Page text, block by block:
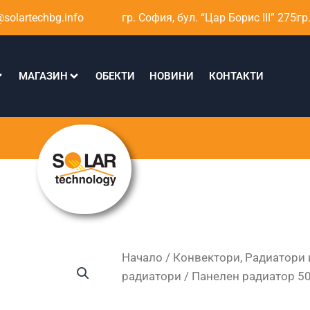
гр. София, бул. “Цар Борис III” 275
МАГАЗИН ОБЕКТИ НОВИНИ КОНТАКТИ
Начало / Конвектори, Радиатори
радиатори / Панелен радиатор